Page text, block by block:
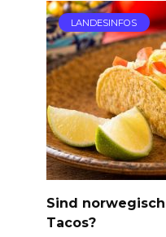
LANDESINFOS
Sind
Tacos?